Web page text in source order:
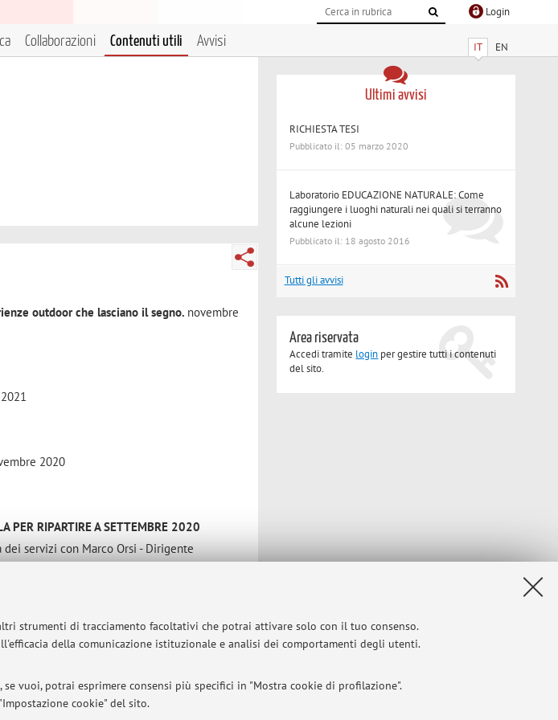
strumenti di tracciamento facoltativi che potrai attivare solo con il tuo consenso.
della comunicazione istituzionale e analisi dei comportamenti degli utenti.
vuoi, potrai esprimere consensi più specifici in "Mostra cookie di profilazione".
cookie" del sito.
Login
IT EN
Collaborazioni Contenuti utili Avvisi
outdoor che lasciano il segno. novembre
2020
PER RIPARTIRE A SETTEMBRE 2020
servizi con Marco Orsi - Dirigente
delle scuole nel bosco di Canale Scuola.
Ultimi avvisi
RICHIESTA TESI
Pubblicato il: 05 marzo 2020
Laboratorio EDUCAZIONE NATURALE: Come
raggiungere i luoghi naturali nei quali si terranno
alcune lezioni
Pubblicato il: 18 agosto 2016
Tutti gli avvisi
Area riservata
Accedi tramite login per gestire tutti i contenuti
del sito.
Bologna - Partita IVA: 01131710376